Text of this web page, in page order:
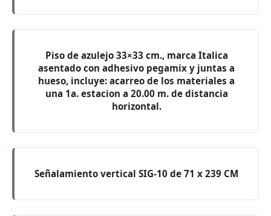
Piso de azulejo 33×33 cm., marca Italica
asentado con adhesivo pegamix y juntas a
hueso, incluye: acarreo de los materiales a
una 1a. estacion a 20.00 m. de distancia
horizontal.
Señalamiento vertical SIG-10 de 71 x 239 CM